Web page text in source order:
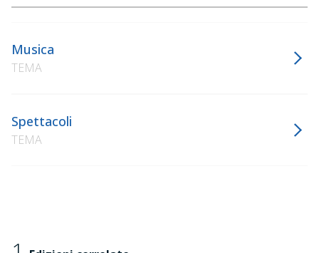
Musica
TEMA
Spettacoli
TEMA